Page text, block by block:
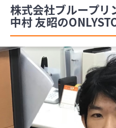
株式会社ブループ
中村 友昭の